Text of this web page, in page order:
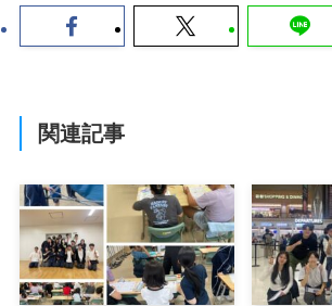
関連記事